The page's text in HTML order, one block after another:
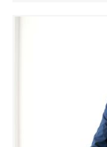
merkittäviä
kiinteistö- ja